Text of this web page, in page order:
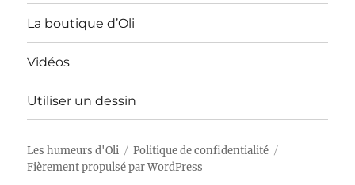
La boutique d’Oli
Vidéos
Utiliser un dessin
Les humeurs d'Oli
Politique de confidentialité
Fièrement propulsé par WordPress